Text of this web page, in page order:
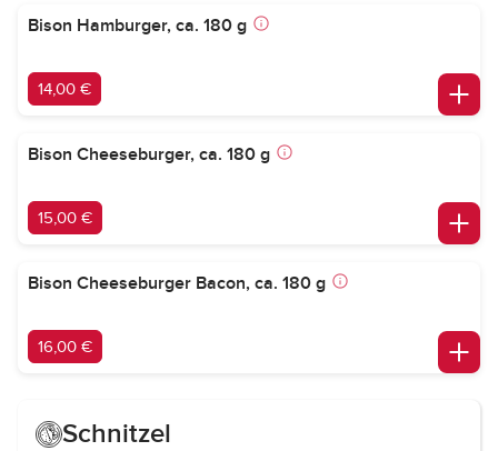
Bison Hamburger, ca. 180 g
14,00 €
Bison Cheeseburger, ca. 180 g
15,00 €
Bison Cheeseburger Bacon, ca. 180 g
16,00 €
Schnitzel